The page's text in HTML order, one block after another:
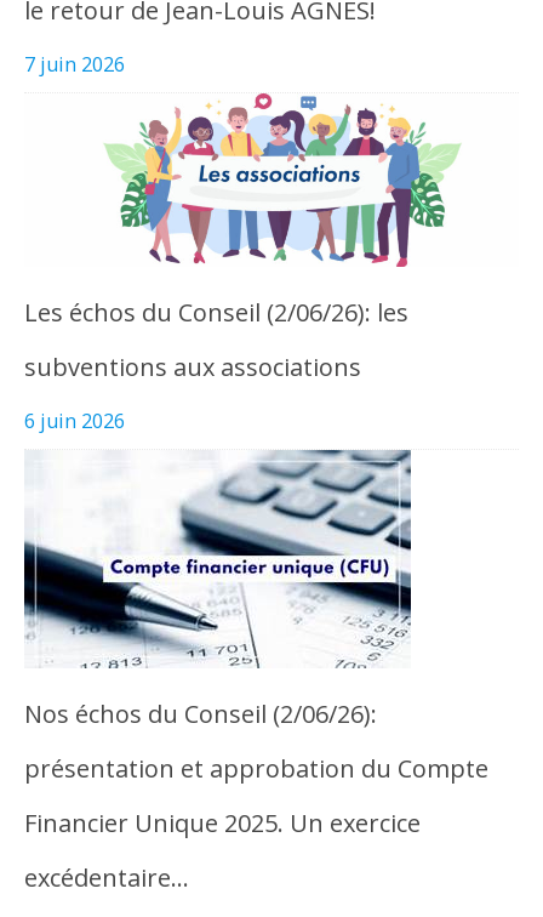
le retour de Jean-Louis AGNES!
7 juin 2026
Les échos du Conseil (2/06/26): les
subventions aux associations
6 juin 2026
Nos échos du Conseil (2/06/26):
présentation et approbation du Compte
Financier Unique 2025. Un exercice
excédentaire…